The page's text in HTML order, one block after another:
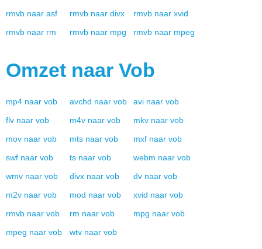
rmvb naar asf rmvb naar divx rmvb naar xvid
rmvb naar rm rmvb naar mpg rmvb naar mpeg
Omzet naar Vob
mp4 naar vob avchd naar vob avi naar vob
flv naar vob m4v naar vob mkv naar vob
mov naar vob mts naar vob mxf naar vob
swf naar vob ts naar vob webm naar vob
wmv naar vob divx naar vob dv naar vob
m2v naar vob mod naar vob xvid naar vob
rmvb naar vob rm naar vob mpg naar vob
mpeg naar vob wtv naar vob